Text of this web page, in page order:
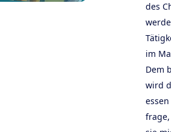
des
im
Dem
wird